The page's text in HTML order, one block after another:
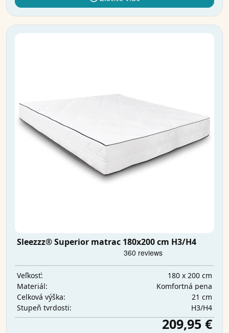
Sleezzz® Superior matrac 180x200 cm H3/H4
Veľkosť:
180 x 200 cm
Materiál:
Komfortná pena
Celková výška:
21 cm
Stupeň tvrdosti:
H3/H4
209,95 €